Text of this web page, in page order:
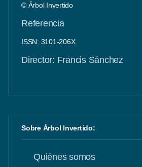
© Árbol Invertido
Referencia
ISSN: 3101-206X
Director: Francis Sánchez
Sobre Árbol Invertido:
Quiénes somos